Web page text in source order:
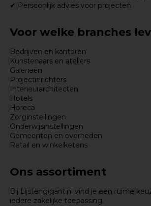
✔ Persoonlijk advies voor projecten
Voor welke branches
Bedrijven en kantoren
Kunstenaars en ateliers
Galerieën
Projectinrichters
Interieurarchitecten
Hotels
Horeca
Zorginstellingen
Onderwijsinstellingen
Gemeenten en overheden
Retail en winkelketens
Ons assortiment
Bij Lijstengigant.nl vind je een ruime
iedere zakelijke toepassing.